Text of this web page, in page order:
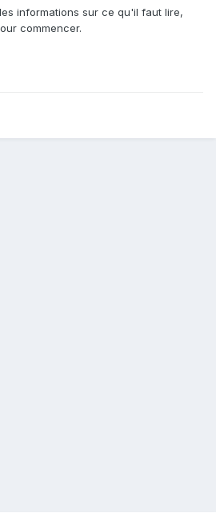
informations sur ce qu'il faut lire,
commencer.